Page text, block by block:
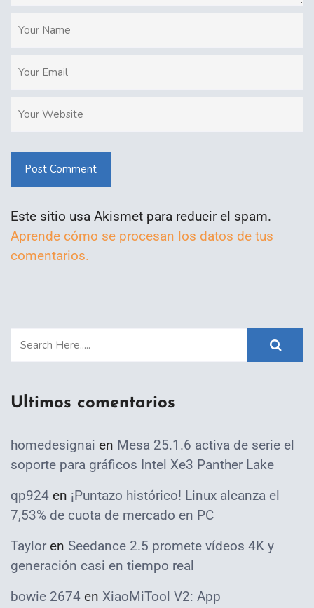
Post Comment
Este sitio usa Akismet para reducir el spam.
Aprende cómo se procesan los datos de tus
comentarios.
Ultimos comentarios
homedesignai en Mesa 25.1.6 activa de serie el
soporte para gráficos Intel Xe3 Panther Lake
qp924 en ¡Puntazo histórico! Linux alcanza el
7,53% de cuota de mercado en PC
Taylor en Seedance 2.5 promete vídeos 4K y
generación casi en tiempo real
bowie 2674 en XiaoMiTool V2: App